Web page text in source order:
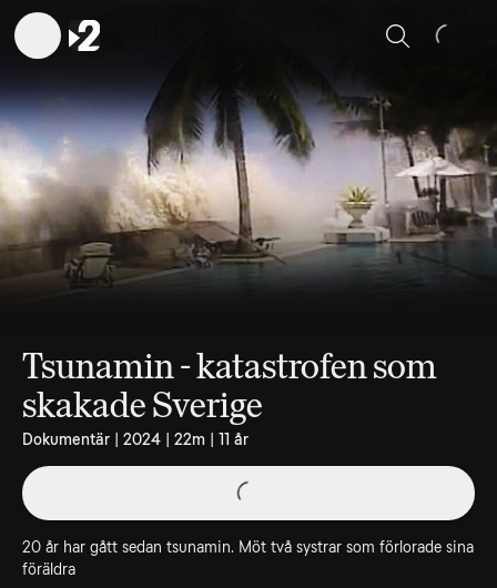
Sök
Tsunamin - katastrofen som
skakade Sverige
Dokumentär | 2024 | 22m | 11 år
20 år har gått sedan tsunamin. Möt två systrar som förlorade sina
föräldra